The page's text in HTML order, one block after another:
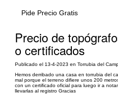
Pide Precio Gratis
Precio de
o certificados
Publicado el 13-4-2023 en Torrubia del
Hemos derribado una casa en torrubia del
mal porque el terreno difiere unos 200
con un certificado oficial para luego ir a
llevarlas al registro Gracias